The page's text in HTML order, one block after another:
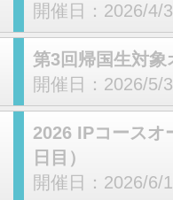
開催日： 2026/4/
第3回帰国生対
開催日： 2026/5/
2026 IPコースオ
日目）
開催日： 2026/6/